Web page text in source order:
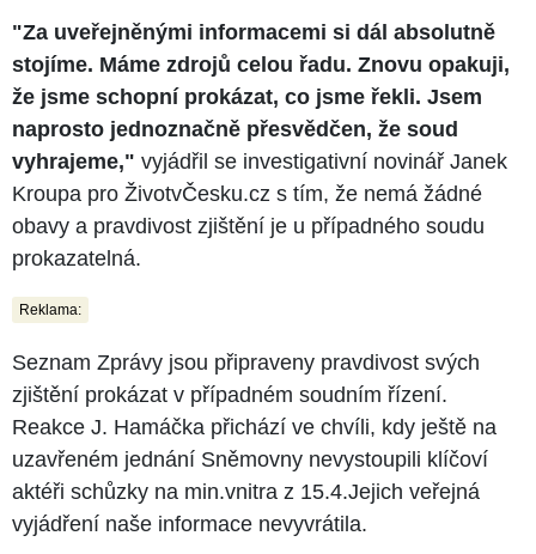
"Za uveřejněnými informacemi si dál absolutně
stojíme. Máme zdrojů celou řadu. Znovu opakuji,
že jsme schopní prokázat, co jsme řekli. Jsem
naprosto jednoznačně přesvědčen, že soud
vyhrajeme," vyjádřil se investigativní novinář Janek
Kroupa pro ŽivotvČesku.cz s tím, že nemá žádné
obavy a pravdivost zjištění je u případného soudu
prokazatelná.
Reklama:
Seznam Zprávy jsou připraveny pravdivost svých
zjištění prokázat v případném soudním řízení.
Reakce J. Hamáčka přichází ve chvíli, kdy ještě na
uzavřeném jednání Sněmovny nevystoupili klíčoví
aktéři schůzky na min.vnitra z 15.4.Jejich veřejná
vyjádření naše informace nevyvrátila.